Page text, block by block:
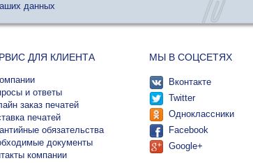
данных
ДЛЯ КЛИЕНТА
и ответы
заказ печатей
печатей
обязательства
документы
компании
МЫ В СОЦСЕТЯХ
Вконтакте
Twitter
Одноклассники
Facebook
Google+